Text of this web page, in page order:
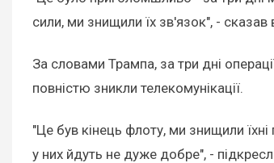
сили, ми знищили їх зв'язок", - сказав
За словами Трампа, за три дні
повністю зникли телекомунікації.
"Це був кінець флоту, ми знищили
у них йдуть не дуже добре", -